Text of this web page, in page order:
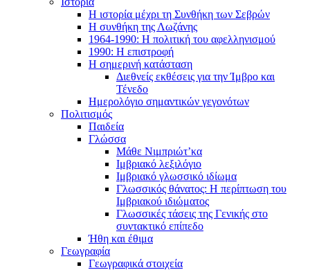
Η ιστορία μέχρι τη Συνθήκη των Σεβρών
Η συνθήκη της Λωζάνης
1964-1990: Η πολιτική του αφελληνισμού
1990: Η επιστροφή
Η σημερινή κατάσταση
Διεθνείς εκθέσεις για την Ίμβρο και
Τένεδο
Ημερολόγιο σημαντικών γεγονότων
Πολιτισμός
Παιδεία
Γλώσσα
Μάθε Νιμπριώτ’κα
Ιμβριακό λεξιλόγιο
Ιμβριακό γλωσσικό ιδίωμα
Γλωσσικός θάνατος: Η περίπτωση του
Ιμβριακού ιδιώματος
Γλωσσικές τάσεις της Γενικής στο
συντακτικό επίπεδο
Ήθη και έθιμα
Γεωγραφία
Γεωγραφικά στοιχεία